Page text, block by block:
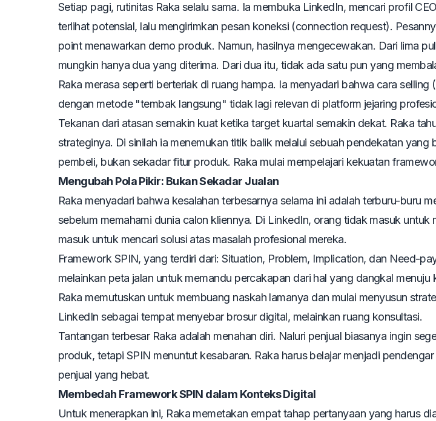
Setiap pagi, rutinitas Raka selalu sama. Ia membuka LinkedIn, mencari profil
terlihat potensial, lalu mengirimkan pesan koneksi (connection request).
pointmenawarkan demo produk. Namun, hasilnya mengecewakan. Dari lima
mungkin hanya dua yang diterima. Dari dua itu, tidak ada satu pun yang
Raka merasa seperti berteriak di ruang hampa. Ia menyadari bahwa caraselling
dengan metode "tembak langsung" tidak lagi relevan di platform jejaring
Tekanan dari atasan semakin kuat ketika target kuartal semakin dekat. Raka
strateginya. Di sinilah ia menemukan titik balik melalui sebuah pendekatan
pembeli, bukan sekadar fitur produk. Raka mulai mempelajari kekuatan
Mengubah Pola Pikir: Bukan Sekadar Jualan
Raka menyadari bahwa kesalahan terbesarnya selama ini adalah terburu-buru
sebelum memahami dunia calon kliennya. Di LinkedIn, orang tidak masuk untuk
masuk untuk mencari solusi atas masalah profesional mereka.
Framework SPIN, yang terdiri dari:Situation, Problem, Implication, dan Need-
melainkan peta jalan untuk memandu percakapan dari hal yang dangkal menuju
Raka memutuskan untuk membuang naskah lamanya dan mulai menyusun
LinkedIn sebagai tempat menyebar brosur digital, melainkan ruang konsultasi.
Tantangan terbesar Raka adalah menahan diri. Naluri penjual biasanya ingin
produk, tetapi SPIN menuntut kesabaran. Raka harus belajar menjadi
penjual yang hebat.
Membedah Framework SPIN dalam Konteks Digital
Untuk menerapkan ini, Raka memetakan empat tahap pertanyaan yang harus